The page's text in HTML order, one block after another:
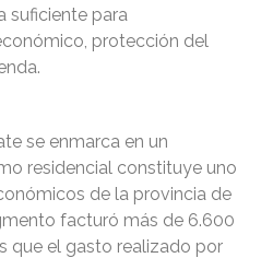
suficiente para
protección del
se enmarca en un
residencial constituye uno
de la provincia de
facturó más de 6.600
que el gasto realizado por